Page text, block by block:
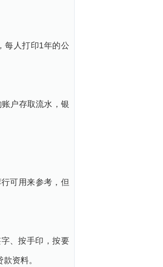
每人打印1年的公
户存取流水，银
可用来参考，但
、按手印，按要
资料。